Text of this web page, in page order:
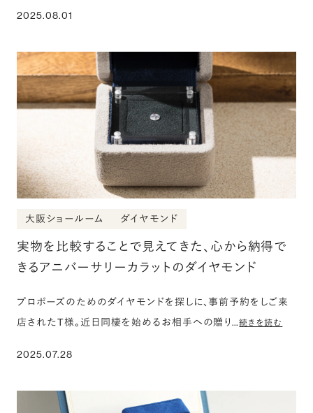
2025.08.01
大阪ショールーム ダイヤモンド
実物を比較することで見えてきた、心から納得で
きるアニバーサリーカラットのダイヤモンド
プロポーズのためのダイヤモンドを探しに、事前予約をしご来
店されたT様。近日同棲を始めるお相手への贈り…続きを読む
2025.07.28